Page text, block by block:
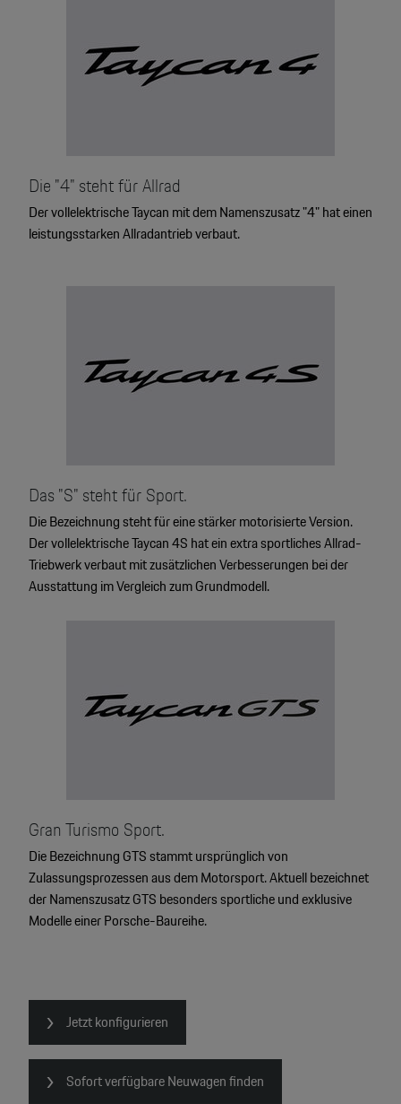
Die "4" steht für Allrad
Der vollelektrische Taycan mit dem Namenszusatz "4" hat einen
leistungsstarken Allradantrieb verbaut.
Das "S" steht für Sport.
Die Bezeichnung steht für eine stärker motorisierte Version.
Der vollelektrische Taycan 4S hat ein extra sportliches Allrad-
Triebwerk verbaut mit zusätzlichen Verbesserungen bei der
Ausstattung im Vergleich zum Grundmodell.
Gran Turismo Sport.
Die Bezeichnung GTS stammt ursprünglich von
Zulassungsprozessen aus dem Motorsport. Aktuell bezeichnet
der Namenszusatz GTS besonders sportliche und exklusive
Modelle einer Porsche-Baureihe.
Jetzt konfigurieren
Sofort verfügbare Neuwagen finden